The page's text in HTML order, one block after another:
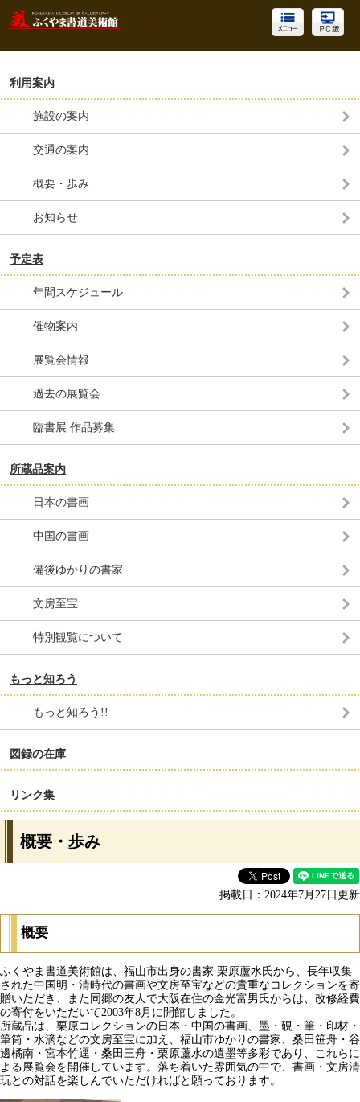
利用案内
施設の案内
交通の案内
概要・歩み
お知らせ
予定表
年間スケジュール
催物案内
展覧会情報
過去の展覧会
臨書展 作品募集
所蔵品案内
日本の書画
中国の書画
備後ゆかりの書家
文房至宝
特別観覧について
もっと知ろう
もっと知ろう!!
図録の在庫
リンク集
概要・歩み
掲載日：2024年7月27日更新
概要
ふくやま書道美術館は、福山市出身の書家 栗原蘆水氏から、長年収集
された中国明・清時代の書画や文房至宝などの貴重なコレクションを寄
贈いただき、また同郷の友人で大阪在住の金光富男氏からは、改修経費
の寄付をいただいて2003年8月に開館しました。
所蔵品は、栗原コレクションの日本・中国の書画、墨・硯・筆・印材・
筆筒・水滴などの文房至宝に加え、福山市ゆかりの書家、桑田笹舟・谷
邊橘南・宮本竹逕・桑田三舟・栗原蘆水の遺墨等多彩であり、これらに
よる展覧会を開催しています。落ち着いた雰囲気の中で、書画・文房清
玩との対話を楽しんでいただければと願っております。